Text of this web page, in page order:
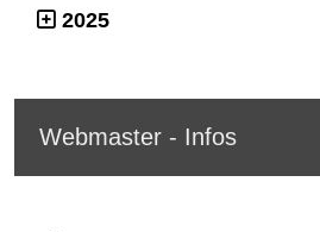
2025
Webmaster - Infos